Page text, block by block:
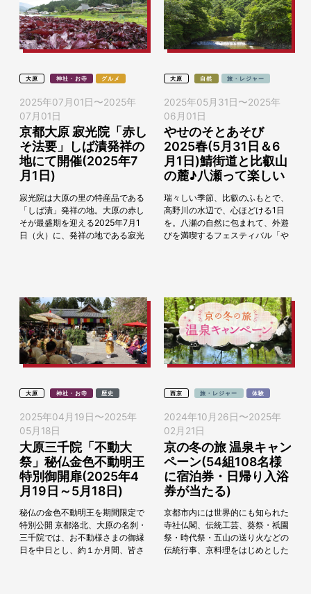
大原 神社・お寺 グルメ
2025年07月01日 〜2025年
07月01日
京都大原 寂光院「赤し
そ法要」しば漬発祥の
地にて開催(2025年7
月1日)
寂光院は大原の里の特産品である
「しば漬」発祥の地。大原の赤し
そが最盛期を迎える2025年7月1
日（火）に、発祥の地である寂光
大原 自然 旅・レジャー
2025年05月31日 〜2025年
06月01日
やせのそとあそび
2025春(5月31日＆6
月1日)鯖街道と比叡山
の麓♪八瀬って楽しい
瑞々しい季節、比叡のふもとで、
高野川の水辺で、心ほどける1日
を。八瀬の自然に包まれて、外遊
びを満喫するフェスティバル「や
大原 神社・お寺 歴史
2025年04月19日 〜2025年
05月18日
大原三千院「不動大
祭」秘仏金色不動明王
特別御開扉(2025年4
月19日～5月18日)
秘仏の金色不動明王を期間限定で
特別公開 京都洛北、大原の名刹・
三千院では、お不動様さまの御縁
日を中日とし、約１か月間、皆さ
西京 旅・レジャー 体験
2024年10月26日 〜2025年
02月21日
京の冬の旅 温泉キャン
ペーン(54組108名様
に宿泊券・日帰り入浴
券が当たる)
京都市内には世界的にも知られた
寺社仏閣、伝統工芸、葵祭・祇園
祭・時代祭・五山の送り火などの
伝統行事、京料理をはじめとした